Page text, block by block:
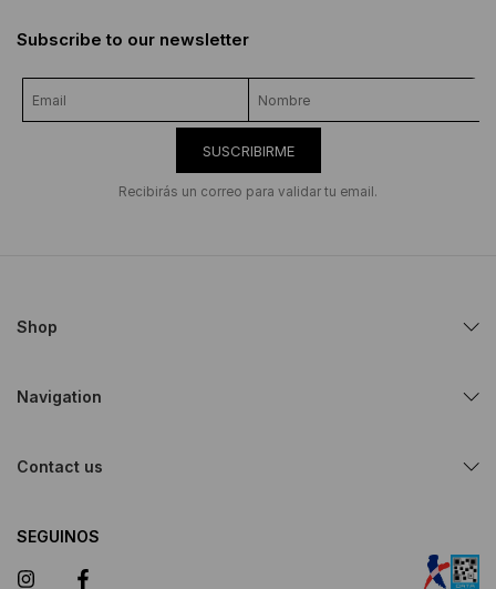
Subscribe to our newsletter
SUSCRIBIRME
Recibirás un correo para validar tu email.
Shop
Navigation
Contact us
SEGUINOS